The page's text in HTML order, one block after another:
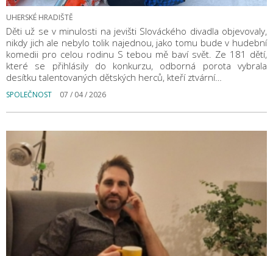
UHERSKÉ HRADIŠTĚ
Děti už se v minulosti na jevišti Slováckého divadla objevovaly,
nikdy jich ale nebylo tolik najednou, jako tomu bude v hudební
komedii pro celou rodinu S tebou mě baví svět. Ze 181 dětí,
které se přihlásily do konkurzu, odborná porota vybrala
desítku talentovaných dětských herců, kteří ztvární…
SPOLEČNOST 07 / 04 / 2026